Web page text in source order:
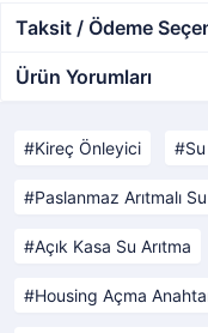
Taksit / Ödeme
Ürün Yorumları
Kireç Önleyici
Paslanmaz Arıtmalı
Açık Kasa Su Arıtma
Housing Açma